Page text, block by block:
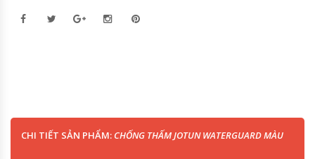
CHI TIẾT SẢN PHẨM: CHỐNG THẤM JOTUN WATERGUARD MÀU